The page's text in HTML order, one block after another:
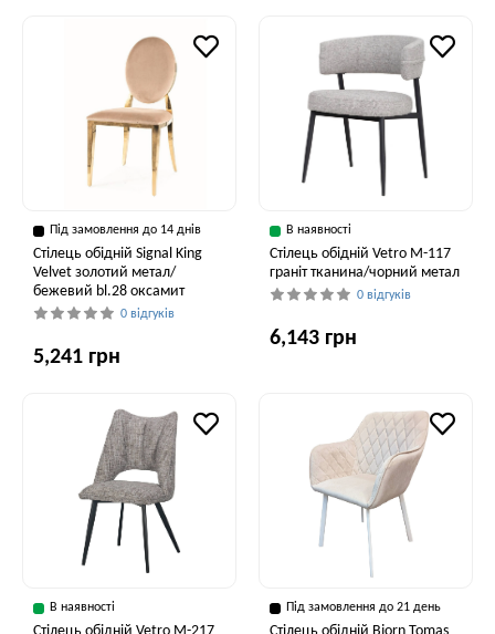
Під замовлення до 14 днів
Стілець обідній Signal King
Velvet золотий метал/
бежевий bl.28 оксамит
0 відгуків
5,241 грн
В наявності
Стілець обідній Vetro M-117
граніт тканина/чорний метал
0 відгуків
6,143 грн
В наявності Під замовлення до 21 день